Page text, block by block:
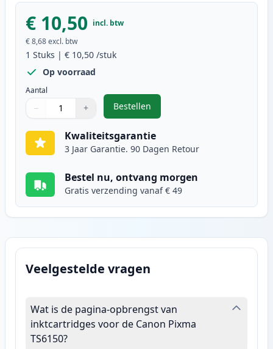
€ 10,50 incl. btw
€ 8,68excl. btw
1 Stuks | € 10,50 /stuk
Op voorraad
Aantal
Gebruik de knoppen om aan te passen
− +
1
Bestellen
,Canon CLI-581XXL (1997C001)
Kwaliteitsgarantie
3 Jaar Garantie. 90 Dagen Retour
Bestel nu, ontvang morgen
Gratis verzending vanaf € 49
Veelgestelde vragen
Wat is de pagina-opbrengst van
inktcartridges voor de Canon Pixma
TS6150?